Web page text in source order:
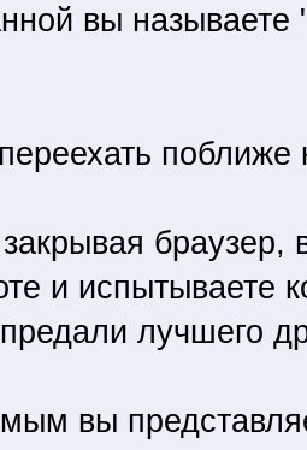
вы называете
поближе
браузер,
и испытываете
лучшего
вы